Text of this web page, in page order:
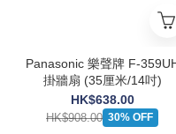
Panasonic 樂聲牌 F-
掛牆扇 (35厘米/14吋)
HK$638.00
HK$908.00 30% OFF